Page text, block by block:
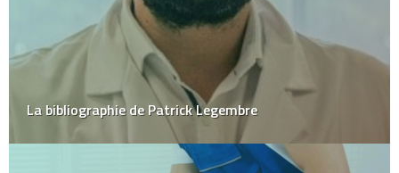
La bibliographie de Patrick Legembre